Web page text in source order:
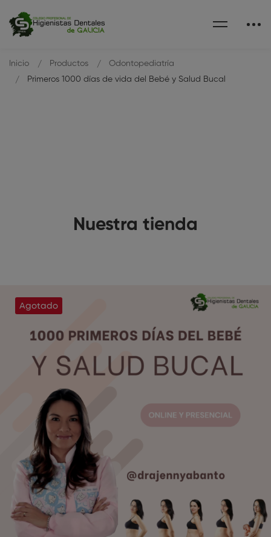
Nuestra tienda
Inicio Productos
Odontopediatría
Primeros 1000 días de vida del Bebé y Salud Bucal
Agotado